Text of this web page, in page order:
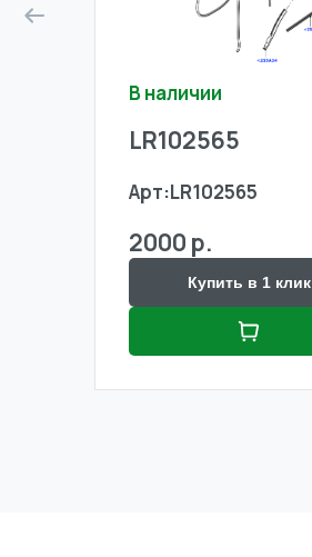
В наличии
LR102565
Арт:LR102565
2000 р.
Купить в 1 клик